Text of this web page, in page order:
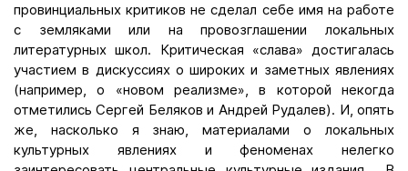
провинциальных критиков не сделал себе имя на работе
с земляками или на провозглашении локальных
литературных школ. Критическая «слава» достигалась
участием в дискуссиях о широких и заметных явлениях
(например, о «новом реализме», в которой некогда
отметились Сергей Беляков и Андрей Рудалев). И, опять
же, насколько я знаю, материалами о локальных
культурных явлениях и феноменах нелегко